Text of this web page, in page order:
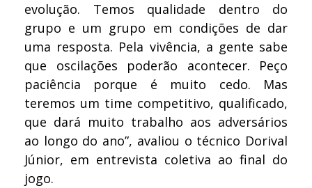
evolução. Temos qualidade dentro do
grupo e um grupo em condições de dar
uma resposta. Pela vivência, a gente sabe
que oscilações poderão acontecer. Peço
paciência porque é muito cedo. Mas
teremos um time competitivo, qualificado,
que dará muito trabalho aos adversários
ao longo do ano”, avaliou o técnico Dorival
Júnior, em entrevista coletiva ao final do
jogo.